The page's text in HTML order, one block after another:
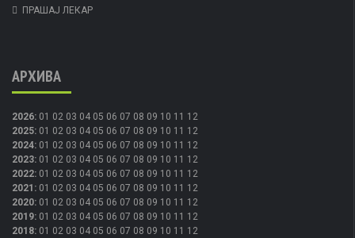
ПРАШАЈ ЛЕКАР
АРХИВА
2026: 01 02 03 04 05 06 07 08 09 10 11 12
2025: 01 02 03 04 05 06 07 08 09 10 11 12
2024: 01 02 03 04 05 06 07 08 09 10 11 12
2023: 01 02 03 04 05 06 07 08 09 10 11 12
2022: 01 02 03 04 05 06 07 08 09 10 11 12
2021 : 01 02 03 04 05 06 07 08 09 10 11 12
2020: 01 02 03 04 05 06 07 08 09 10 11 12
2019: 01 02 03 04 05 06 07 08 09 10 11 12
2018: 01 02 03 04 05 06 07 08 09 10 11 12